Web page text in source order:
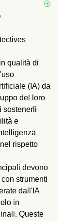
qualità di
(IA) da
del loro
sostenerli
e
rispetto
devono
strumenti
dall'IA
in
Queste